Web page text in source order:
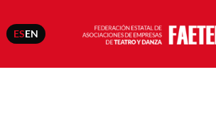
ESEN
Saltar